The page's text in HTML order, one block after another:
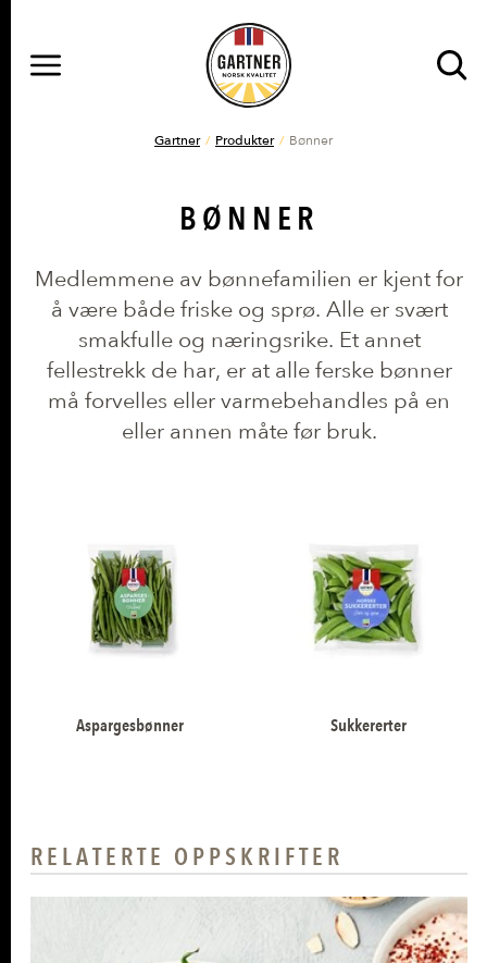
DU ER HERGartner Produkter Bønner
BØNNER
Medlemmene av bønnefamilien er kjent for
å være både friske og sprø. Alle er svært
smakfulle og næringsrike. Et annet
fellestrekk de har, er at alle ferske bønner
må forvelles eller varmebehandles på en
eller annen måte før bruk.
Aspargesbønner Sukkererter
RELATERTE OPPSKRIFTER